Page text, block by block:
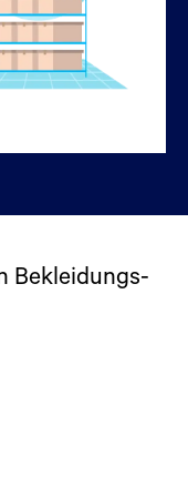
Bekleidungs-